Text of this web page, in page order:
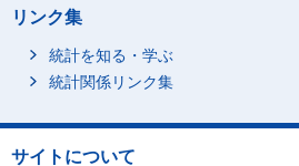
リンク集
統計を知る・学ぶ
統計関係リンク集
サイトについて